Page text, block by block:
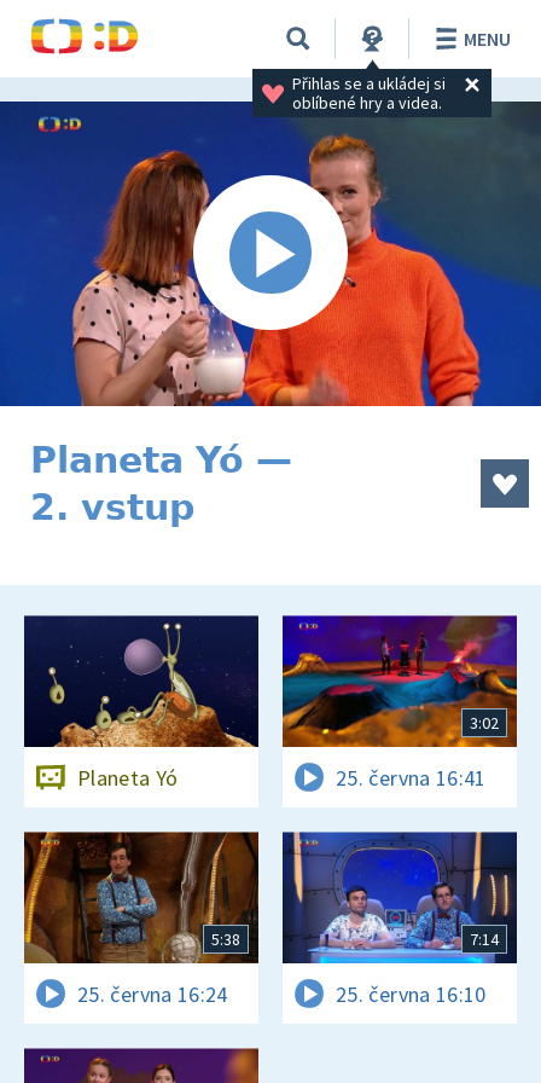
Přihlas se a ukládej si
oblíbené hry a videa.
MENU
Planeta Yó —
2. vstup
Planeta Yó
3:02
25. června 16:41
5:38
25. června 16:24
7:14
25. června 16:10